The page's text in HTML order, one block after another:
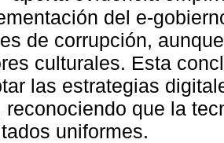
del e-
de corrupción,
culturales. Esta
las estrategias
reconociendo que la
uniformes.